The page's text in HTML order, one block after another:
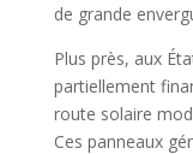
de grande
Plus près, aux
partiellement
route solaire
Ces panneaux